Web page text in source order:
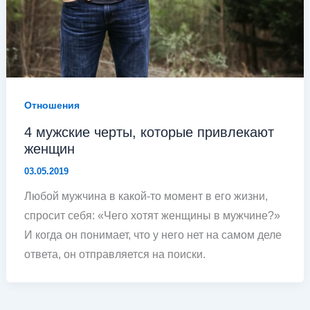
Отношения
4 мужские черты, которые привлекают
женщин
03.05.2019
Любой мужчина в какой-то момент в его жизни,
спросит себя: «Чего хотят женщины в мужчине?»
И когда он понимает, что у него нет на самом деле
ответа, он отправляется на поиски.